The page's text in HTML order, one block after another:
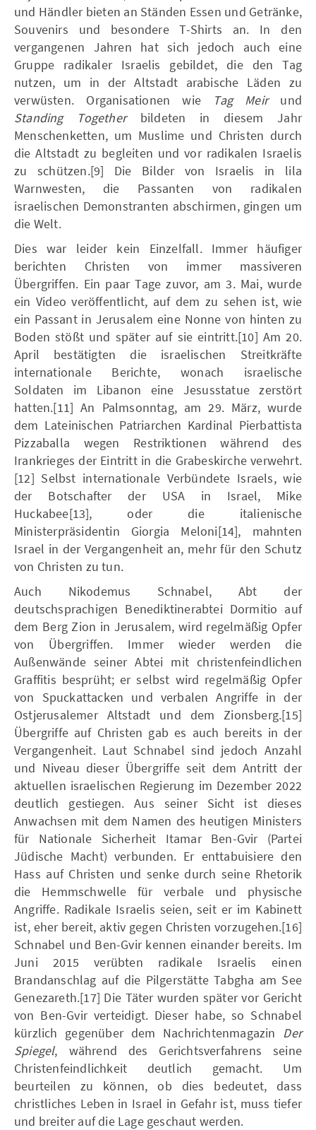
und Händler bieten an Ständen Essen und Getränke,
Souvenirs und besondere T-Shirts an. In den
vergangenen Jahren hat sich jedoch auch eine
Gruppe radikaler Israelis gebildet, die den Tag
nutzen, um in der Altstadt arabische Läden zu
verwüsten. Organisationen wie
Tag Meirund
Standing Togetherbildeten in diesem Jahr
Menschenketten, um Muslime und Christen durch
die Altstadt zu begleiten und vor radikalen Israelis
zu schützen.[9] Die Bilder von Israelis in lila
Warnwesten, die Passanten von radikalen
israelischen Demonstranten abschirmen, gingen um
die Welt.
Dies war leider kein Einzelfall. Immer häufiger
berichten Christen von immer massiveren
Übergriffen. Ein paar Tage zuvor, am 3. Mai, wurde
ein Video veröffentlicht, auf dem zu sehen ist, wie
ein Passant in Jerusalem eine Nonne von hinten zu
Boden stößt und später auf sie eintritt.[10] Am 20.
April bestätigten die israelischen Streitkräfte
internationale Berichte, wonach israelische
Soldaten im Libanon eine Jesusstatue zerstört
hatten.[11] An Palmsonntag, am 29. März, wurde
dem Lateinischen Patriarchen Kardinal Pierbattista
Pizzaballa wegen Restriktionen während des
Irankrieges der Eintritt in die Grabeskirche verwehrt.
[12] Selbst internationale Verbündete Israels, wie
der Botschafter der USA in Israel, Mike
Huckabee[13], oder die italienische
Ministerpräsidentin Giorgia Meloni[14], mahnten
Israel in der Vergangenheit an, mehr für den Schutz
von Christen zu tun.
Auch Nikodemus Schnabel, Abt der
deutschsprachigen Benediktinerabtei Dormitio auf
dem Berg Zion in Jerusalem, wird regelmäßig Opfer
von Übergriffen. Immer wieder werden die
Außenwände seiner Abtei mit christenfeindlichen
Graffitis besprüht; er selbst wird regelmäßig Opfer
von Spuckattacken und verbalen Angriffe in der
Ostjerusalemer Altstadt und dem Zionsberg.[15]
Übergriffe auf Christen gab es auch bereits in der
Vergangenheit. Laut Schnabel sind jedoch Anzahl
und Niveau dieser Übergriffe seit dem Antritt der
aktuellen israelischen Regierung im Dezember 2022
deutlich gestiegen. Aus seiner Sicht ist dieses
Anwachsen mit dem Namen des heutigen Ministers
für Nationale Sicherheit Itamar Ben-Gvir (Partei
Jüdische Macht) verbunden. Er enttabuisiere den
Hass auf Christen und senke durch seine Rhetorik
die Hemmschwelle für verbale und physische
Angriffe. Radikale Israelis seien, seit er im Kabinett
ist, eher bereit, aktiv gegen Christen vorzugehen.[16]
Schnabel und Ben-Gvir kennen einander bereits. Im
Juni 2015 verübten radikale Israelis einen
Brandanschlag auf die Pilgerstätte Tabgha am See
Genezareth.[17] Die Täter wurden später vor Gericht
von Ben-Gvir verteidigt. Dieser habe, so Schnabel
kürzlich gegenüber dem Nachrichtenmagazin Der
Spiegel, während des Gerichtsverfahrens seine
Christenfeindlichkeit deutlich gemacht. Um
beurteilen zu können, ob dies bedeutet, dass
christliches Leben in Israel in Gefahr ist, muss tiefer
und breiter auf die Lage geschaut werden.